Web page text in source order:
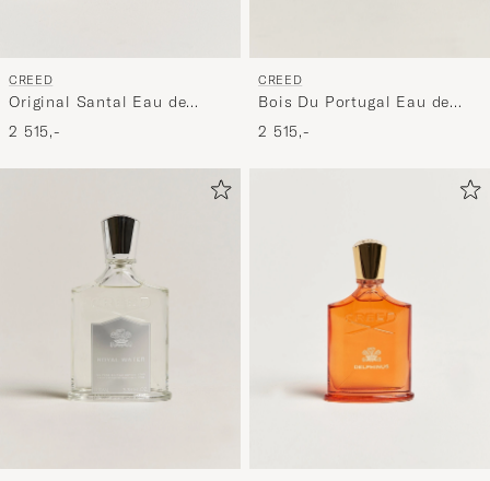
CREED
Original Santal Eau de
Parfum 100ml
2 515,-
CREED
Bois Du Portugal Eau de
Parfum 100ml
2 515,-